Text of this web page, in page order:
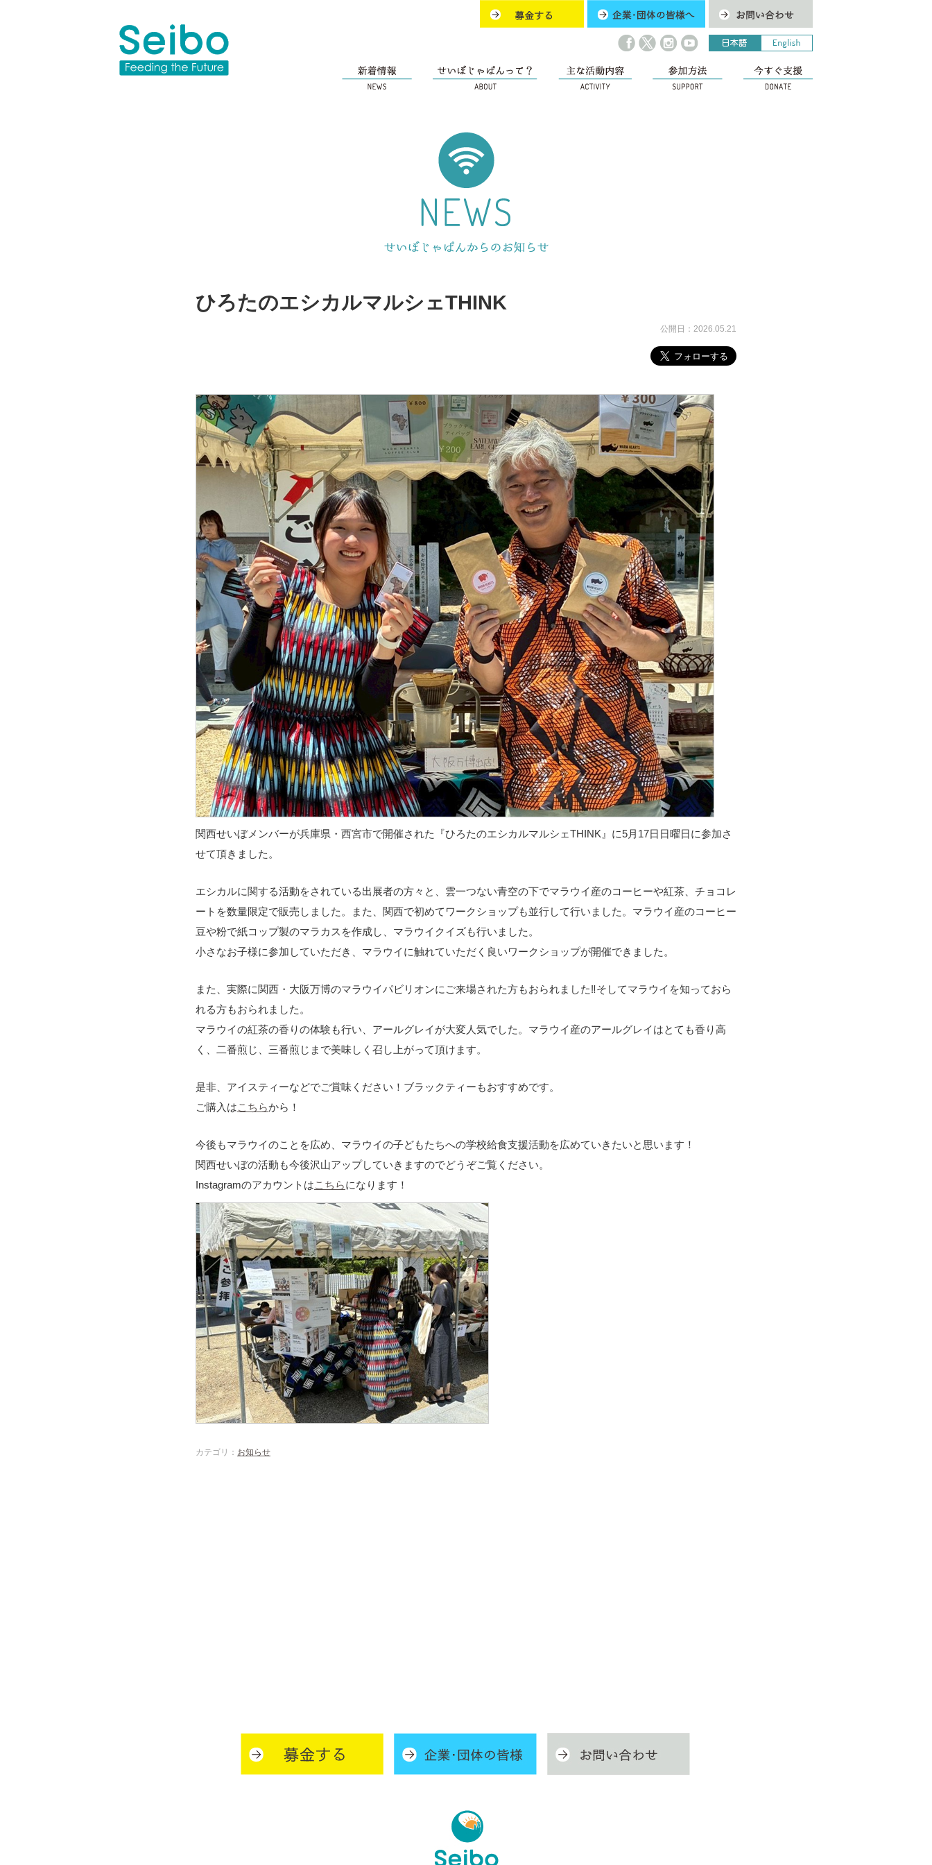
ひろたのエシカルマルシェTHINK
公開日：2026.05.21
関西せいぼメンバーが兵庫県・西宮市で開催された『ひろたのエシカルマルシェTHINK』に5月17日日曜日に参加さ
せて頂きました。
エシカルに関する活動をされている出展者の方々と、雲一つない青空の下でマラウイ産のコーヒーや紅茶、チョコレ
ートを数量限定で販売しました。また、関西で初めてワークショップも並行して行いました。マラウイ産のコーヒー
豆や粉で紙コップ製のマラカスを作成し、マラウイクイズも行いました。
小さなお子様に参加していただき、マラウイに触れていただく良いワークショップが開催できました。
また、実際に関西・大阪万博のマラウイパビリオンにご来場された方もおられました‼そしてマラウイを知っておら
れる方もおられました。
マラウイの紅茶の香りの体験も行い、アールグレイが大変人気でした。マラウイ産のアールグレイはとても香り高
く、二番煎じ、三番煎じまで美味しく召し上がって頂けます。
是非、アイスティーなどでご賞味ください！ブラックティーもおすすめです。
ご購入はこちらから！
今後もマラウイのことを広め、マラウイの子どもたちへの学校給食支援活動を広めていきたいと思います！
関西せいぼの活動も今後沢山アップしていきますのでどうぞご覧ください。
Instagramのアカウントはこちらになります！
カテゴリ： お知らせ